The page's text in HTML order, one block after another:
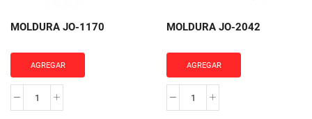
MOLDURA JO-1170
AGREGAR
MOLDURA
MOLDURA JO-2042
AGREGAR
MOLDURA